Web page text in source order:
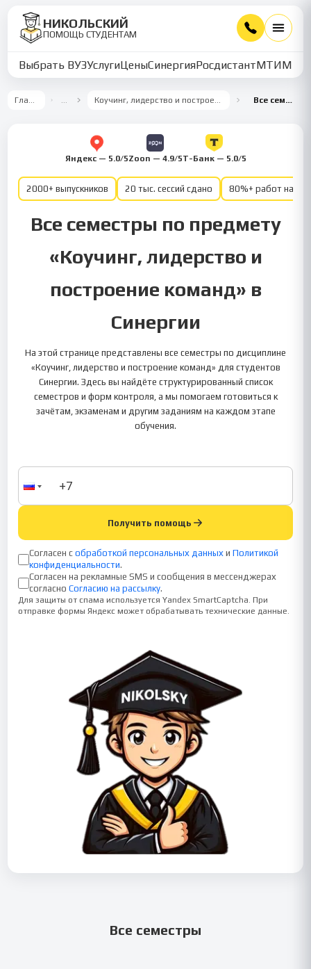
НИКОЛЬСКИЙ
ПОМОЩЬ СТУДЕНТАМ
Выбрать ВУЗУслугиЦеныСинергияРосдистантМТИММУ
Главная … Коучинг, лидерство и построение команд Все семестры
Яндекс — 5.0/5Zoon — 4.9/5Т-Банк — 5.0/5
2000+ выпускников 20 тыс. сессий сдано 80%+ работ на
Все семестры по предмету
«Коучинг, лидерство и
построение команд» в
Синергии
На этой странице представлены все семестры по дисциплине
«Коучинг, лидерство и построение команд» для студентов
Синергии. Здесь вы найдёте структурированный список
семестров и форм контроля, а мы помогаем готовиться к
зачётам, экзаменам и другим заданиям на каждом этапе
обучения.
Получить помощь
Согласен с обработкой персональных данных и Политикой
конфиденциальности.
Согласен на рекламные SMS и сообщения в мессенджерах
согласно Согласию на рассылку.
Для защиты от спама используется Yandex SmartCaptcha. При
отправке формы Яндекс может обрабатывать технические данные.
Все семестры